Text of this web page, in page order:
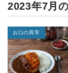
2023年7月
お口の異常